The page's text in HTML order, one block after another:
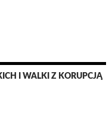
I WALKI Z KORUPCJĄ